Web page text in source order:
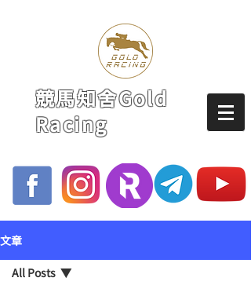
競馬知舍Gold
Racing
文章
All Posts